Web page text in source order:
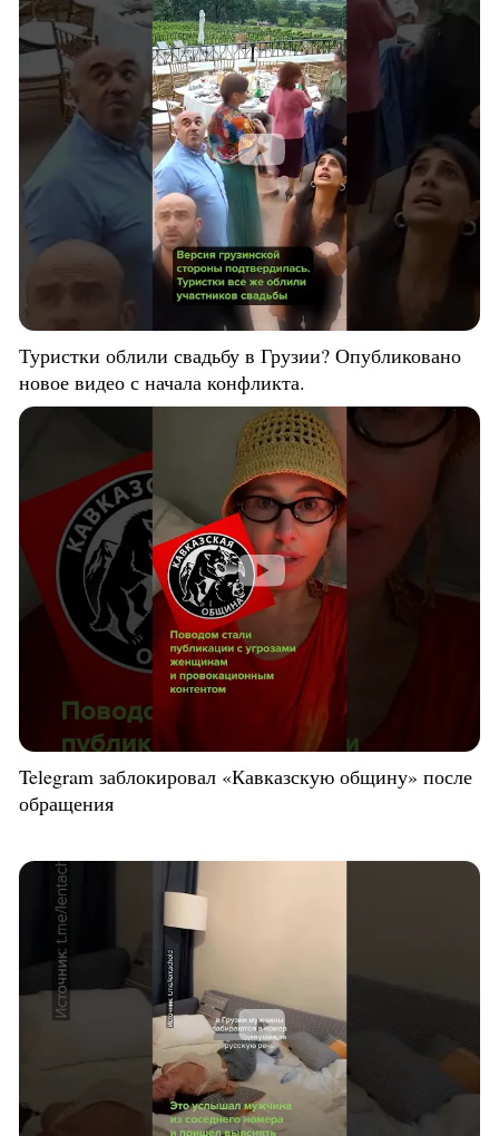
Туристки облили свадьбу в Грузии? Опубликовано
новое видео с начала конфликта.
Telegram заблокировал «Кавказскую общину» после
обращения